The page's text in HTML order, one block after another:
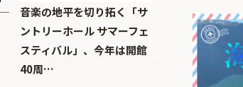
音楽の地平を切り拓く「サ
ントリーホール サマーフェ
スティバル」、今年は開館
40周…